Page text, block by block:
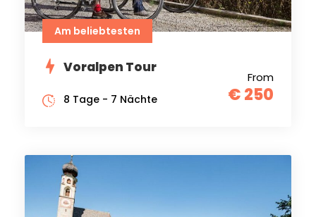
Am beliebtesten
Voralpen Tour
From
€ 250
8 Tage - 7 Nächte